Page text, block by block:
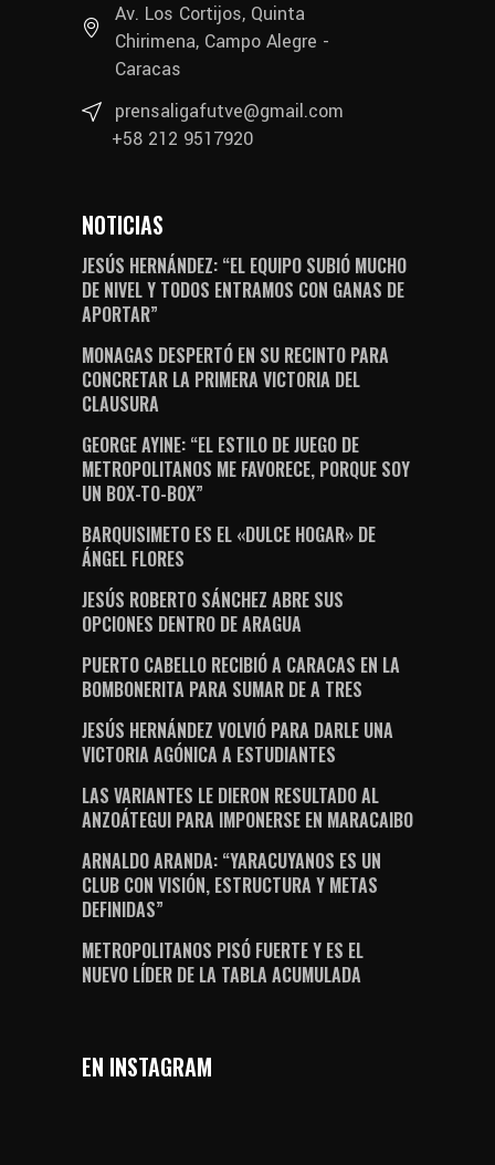
Av. Los Cortijos, Quinta
Chirimena, Campo Alegre -
Caracas
prensaligafutve@gmail.com
+58 212 9517920
NOTICIAS
JESÚS HERNÁNDEZ: “EL EQUIPO SUBIÓ MUCHO
DE NIVEL Y TODOS ENTRAMOS CON GANAS DE
APORTAR”
MONAGAS DESPERTÓ EN SU RECINTO PARA
CONCRETAR LA PRIMERA VICTORIA DEL
CLAUSURA
GEORGE AYINE: “EL ESTILO DE JUEGO DE
METROPOLITANOS ME FAVORECE, PORQUE SOY
UN BOX-TO-BOX”
BARQUISIMETO ES EL «DULCE HOGAR» DE
ÁNGEL FLORES
JESÚS ROBERTO SÁNCHEZ ABRE SUS
OPCIONES DENTRO DE ARAGUA
PUERTO CABELLO RECIBIÓ A CARACAS EN LA
BOMBONERITA PARA SUMAR DE A TRES
JESÚS HERNÁNDEZ VOLVIÓ PARA DARLE UNA
VICTORIA AGÓNICA A ESTUDIANTES
LAS VARIANTES LE DIERON RESULTADO AL
ANZOÁTEGUI PARA IMPONERSE EN MARACAIBO
ARNALDO ARANDA: “YARACUYANOS ES UN
CLUB CON VISIÓN, ESTRUCTURA Y METAS
DEFINIDAS”
METROPOLITANOS PISÓ FUERTE Y ES EL
NUEVO LÍDER DE LA TABLA ACUMULADA
EN INSTAGRAM